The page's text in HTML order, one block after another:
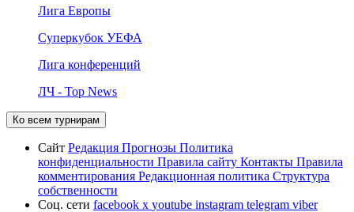
Лига Европы
Суперкубок УЕФА
Лига конференций
ЛЧ - Top News
Ко всем турнирам
Сайт Редакция Прогнозы Политика
конфиденциальности Правила сайту Контакты Правила
комментирования Редакционная политика Структура
собственности
Соц. сети facebook x youtube instagram telegram viber